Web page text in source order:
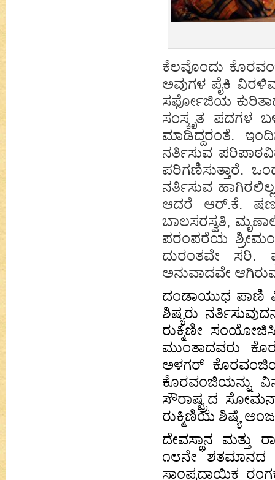
ಕೆಲವೊಂದು
ಅವುಗಳ ಪೈಕಿ
ಸರ್ಫೋಜಿಯ
ಸಂಸ್ಕೃತ ಪದಗಳ
ಮಾಡಿದ್ದರಂತೆ.
ನರ್ತಿಸುವ
ಪರಿಗಣಿಸುತ್ತಾರೆ.
ನರ್ತಿಸುವ
ಆದರೆ ಆರ್.ಕೆ.
ಬಾಲಸರಸ್ವತಿ,
ಪರಂಪರೆಯ
ದುರಂತವೇ ಸರಿ.
ಅನುವಾದವೇ
ದಂಡಾಯುಧ ಪಾಣಿ
ಶಿಷ್ಯರು
ರುಕ್ಮಿಣೀ
ಮುಂತಾದವರು
ಅಳಗರ್
ಕೊರವಂಜಿಯನ್ನು
ಸೌರಾಷ್ಟ್ರದ
ರುಕ್ಮಿಣಿಯ ಶಿಷ್ಯೆ
ದೇವಸ್ಥಾನ ಮತ್ತು
೧೮ನೇ ಶತಮಾನದ
ಸಾಂಪ್ರದಾಯಿಕ